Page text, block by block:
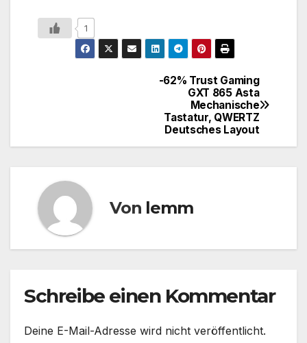
1
-62% Trust Gaming
GXT 865 Asta
Mechanische
Tastatur, QWERTZ
Deutsches Layout
Von lemm
Schreibe einen Kommentar
Deine E-Mail-Adresse wird nicht veröffentlicht.